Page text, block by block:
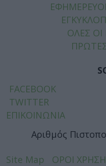
ΟΛΕΣ
FACEBOOK
TWITTER
ΕΠΙΚΟΙΝΩΝΙΑ
Αριθμός
Site Map ΟΡΟΙ